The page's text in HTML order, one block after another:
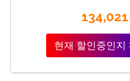
현재 할인중인지